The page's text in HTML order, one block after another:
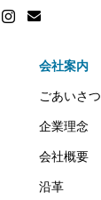
会社案内
ごあいさつ
企業理念
会社概要
沿革